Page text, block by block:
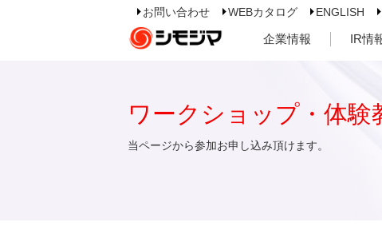
お問い合わせ WEBカタログ ENGLISH
企業情報 IR情
ワークショップ・体験
当ページから参加お申し込み頂けます。